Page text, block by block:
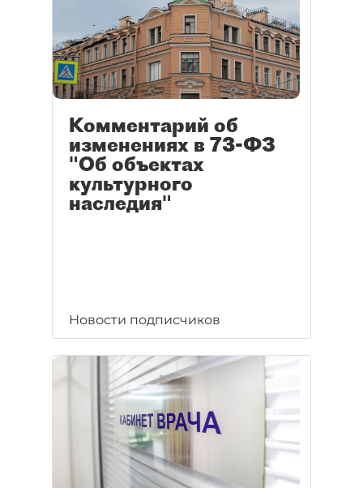
Комментарий об
изменениях в 73-ФЗ
"Об объектах
культурного
наследия"
Новости подписчиков